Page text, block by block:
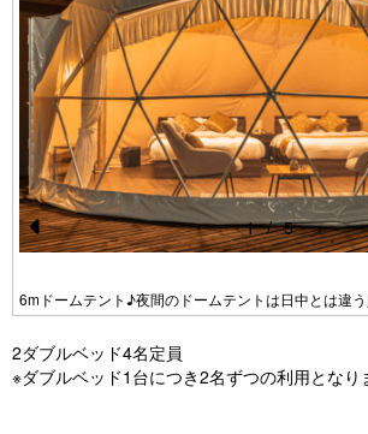
Pr
e
o
6mドームテント♪夜間のドームテントは日中とは違
1 / 5
2ダブルベッド4名定員
※ダブルベッド1台につき2名ずつの利用となり